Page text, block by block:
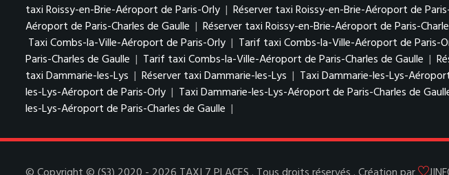
taxi Roissy-en-Brie-Aéroport de Paris-Orly | Réserver taxi Roissy-en-Brie-Aéroport de
Aéroport de Paris-Charles de Gaulle | Réserver taxi Roissy-en-Brie-Aéroport de Paris-
Taxi Combs-la-Ville-Aéroport de Paris-Orly | Tarif taxi Combs-la-Ville-Aéroport de Paris-
Paris-Charles de Gaulle | Tarif taxi Combs-la-Ville-Aéroport de Paris-Charles de Gaulle |
taxi Dammarie-les-Lys | Réserver taxi Dammarie-les-Lys | Taxi Dammarie-les-Lys-
les-Lys-Aéroport de Paris-Orly | Taxi Dammarie-les-Lys-Aéroport de Paris-Charles de
les-Lys-Aéroport de Paris-Charles de Gaulle |